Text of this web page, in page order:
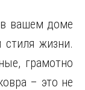
вашем доме
стиля жизни.
грамотно
– это не